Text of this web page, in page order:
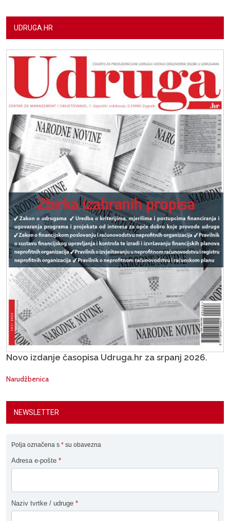
UDRUGA.HR
Novo izdanje časopisa Udruga.hr za srpanj 2026.
Narudžbenica
NEWSLETTER
Polja označena s * su obavezna
Adresa e-pošte *
Naziv tvrtke / udruge *